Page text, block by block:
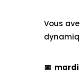
Vous
📅​ mardi